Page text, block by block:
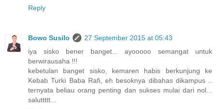
Reply
Bowo Susilo
27 September 2015 at 05:43
iya sisko bener banget... ayooooo semangat untuk
berwirausaha !!!
kebetulan banget sisko, kemaren habis berkunjung ke
Kebab Turki Baba Rafi, eh besoknya dibahas dikampus ..
ternyata beliau orang penting dan sukses mulai dari nol...
saluttttt...